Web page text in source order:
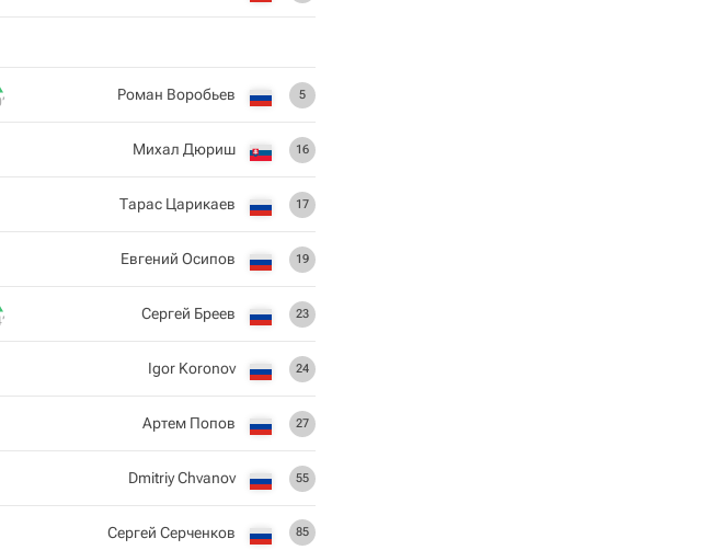
5
Роман Воробьев
16
Михал Дюриш
17
Тарас Царикаев
19
Евгений Осипов
23
Сергей Бреев
24
Igor Koronov
27
Артем Попов
55
Dmitriy Chvanov
85
Сергей Серченков